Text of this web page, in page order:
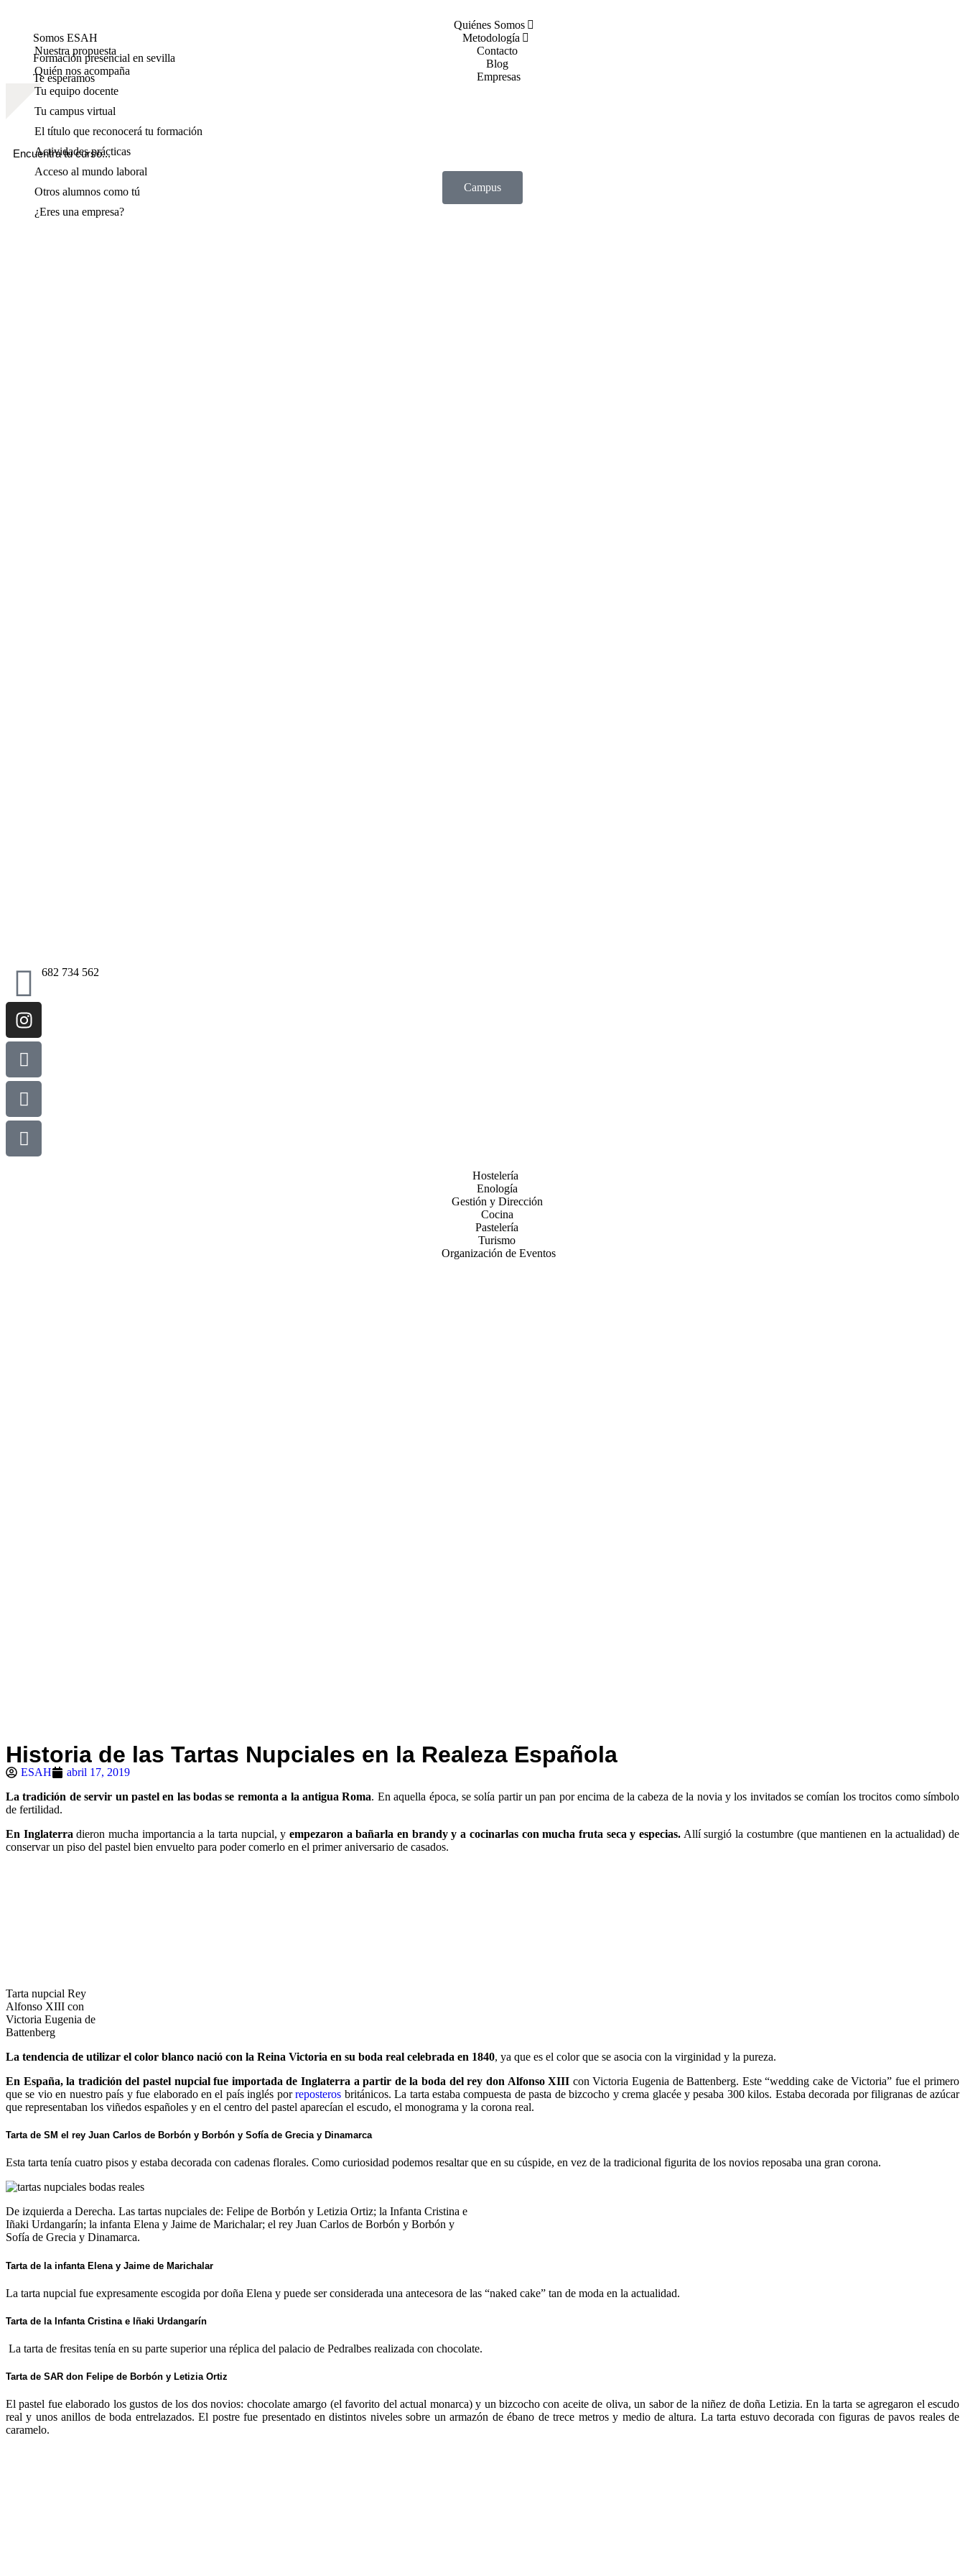
Quiénes Somos
Somos ESAH
Formación presencial en sevilla
Te esperamos
Metodología
Nuestra propuesta
Quién nos acompaña
Tu equipo docente
Tu campus virtual
El título que reconocerá tu formación
Actividades prácticas
Acceso al mundo laboral
Otros alumnos como tú
¿Eres una empresa?
Contacto
Blog
Empresas
Campus
682 734 562
Hostelería
Enología
Gestión y Dirección
Cocina
Pastelería
Turismo
Organización de Eventos
Historia de las Tartas Nupciales en la Realeza Española
ESAH
abril 17, 2019
La tradición de servir un pastel en las bodas se remonta a la antigua Roma. En aquella época, se solía partir un pan por encima de la cabeza de la novia y los invitados se comían los trocitos como símbolo
de fertilidad.
En Inglaterra dieron mucha importancia a la tarta nupcial, y empezaron a bañarla en brandy y a cocinarlas con mucha fruta seca y especias. Allí surgió la costumbre (que mantienen en la actualidad) de
conservar un piso del pastel bien envuelto para poder comerlo en el primer aniversario de casados.
Tarta nupcial Rey
Alfonso XIII con
Victoria Eugenia de
Battenberg
La tendencia de utilizar el color blanco nació con la Reina Victoria en su boda real celebrada en 1840, ya que es el color que se asocia con la virginidad y la pureza.
En España, la tradición del pastel nupcial fue importada de Inglaterra a partir de la boda del rey don Alfonso XIII con Victoria Eugenia de Battenberg. Este “wedding cake de Victoria” fue el primero
que se vio en nuestro país y fue elaborado en el país inglés porreposteros británicos. La tarta estaba compuesta de pasta de bizcocho y crema glacée y pesaba 300 kilos. Estaba decorada por filigranas de azúcar
que representaban los viñedos españoles y en el centro del pastel aparecían el escudo, el monograma y la corona real.
Tarta de SM el rey Juan Carlos de Borbón y Borbón y Sofía de Grecia y Dinamarca
Esta tarta tenía cuatro pisos y estaba decorada con cadenas florales. Como curiosidad podemos resaltar que en su cúspide, en vez de la tradicional figurita de los novios reposaba una gran corona.
De izquierda a Derecha. Las tartas nupciales de: Felipe de Borbón y Letizia Ortiz; la Infanta Cristina e
Iñaki Urdangarín; la infanta Elena y Jaime de Marichalar; el rey Juan Carlos de Borbón y Borbón y
Sofía de Grecia y Dinamarca.
Tarta de la infanta Elena y Jaime de Marichalar
La tarta nupcial fue expresamente escogida por doña Elena y puede ser considerada una antecesora de las “naked cake” tan de moda en la actualidad.
Tarta de la Infanta Cristina e Iñaki Urdangarín
La tarta de fresitas tenía en su parte superior una réplica del palacio de Pedralbes realizada con chocolate.
Tarta de SAR don Felipe de Borbón y Letizia Ortiz
El pastel fue elaborado los gustos de los dos novios: chocolate amargo (el favorito del actual monarca) y un bizcocho con aceite de oliva, un sabor de la niñez de doña Letizia. En la tarta se agregaron el escudo
real y unos anillos de boda entrelazados. El postre fue presentado en distintos niveles sobre un armazón de ébano de trece metros y medio de altura. La tarta estuvo decorada con figuras de pavos reales de
caramelo.